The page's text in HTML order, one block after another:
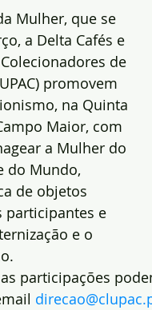
Mulher, que se
a Delta Cafés e
de
promovem
na Quinta
Maior, com
a Mulher do
do Mundo,
de objetos
participantes e
e o
participações